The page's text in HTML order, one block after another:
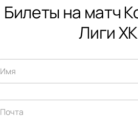
Билеты на матч
Лиги
Имя
Почта